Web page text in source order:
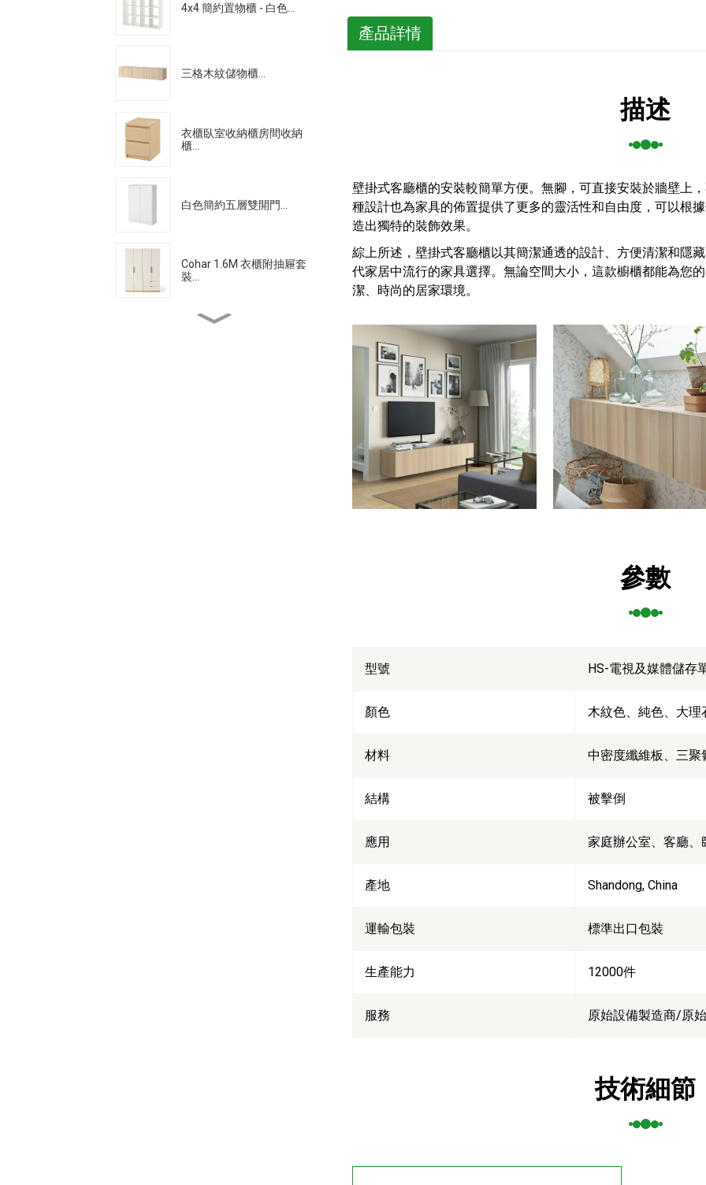
4x4 簡約置物櫃 - 白色...
三格木紋儲物櫃...
衣櫃臥室收納櫃房間收納
櫃...
白色簡約五層雙開門...
Cohar 1.6M 衣櫃附抽屜套
裝...
產品詳情
描述
壁掛式客廳櫃的安裝較簡單方便。無腳，可直接安裝於牆壁上
種設計也為家具的佈置提供了更多的靈活性和自由度，可以根
造出獨特的裝飾效果。
綜上所述，壁掛式客廳櫃以其簡潔通透的設計、方便清潔和隱
代家居中流行的家具選擇。無論空間大小，這款櫥櫃都能為您
潔、時尚的居家環境。
參數
型號 HS-電視及媒體儲存
顏色 木紋色、純色、大理
材料 中密度纖維板、三聚
結構 被擊倒
應用 家庭辦公室、客廳、
產地 Shandong, China
運輸包裝 標準出口包裝
生產能力 12000件
服務 原始設備製造商/原
技術細節